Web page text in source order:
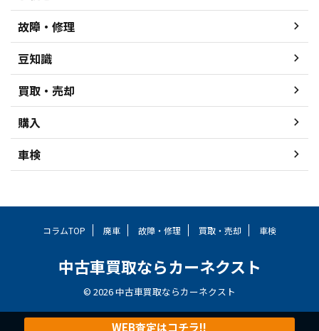
故障・修理
豆知識
買取・売却
購入
車検
コラムTOP 廃車 故障・修理 買取・売却 車検
中古車買取ならカーネクスト
© 2026 中古車買取ならカーネクスト
WEB査定はコチラ!!